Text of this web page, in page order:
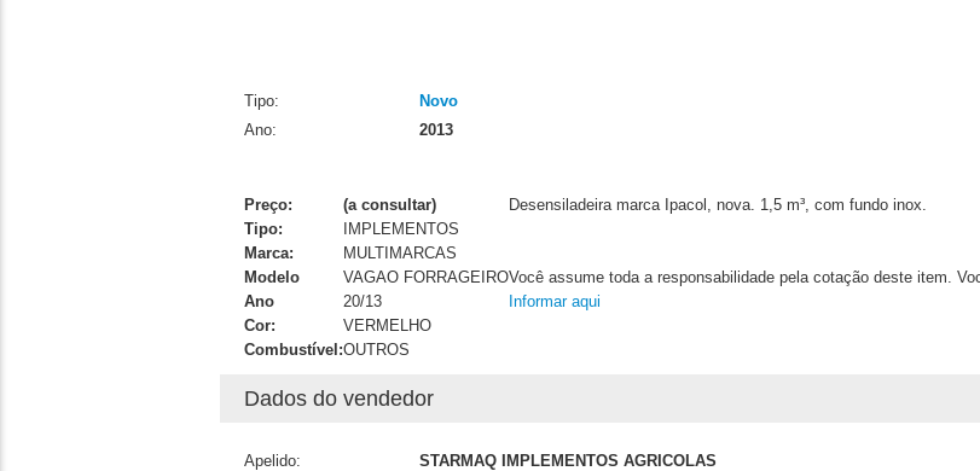
Tipo:
Novo
Ano:
2013
Preço:
(a consultar)
Tipo:
IMPLEMENTOS
Marca:
MULTIMARCAS
Modelo
VAGAO FORRAGEIRO
Ano
20/13
Cor:
VERMELHO
Combustível:OUTROS
Desensiladeira marca Ipacol, nova. 1,5 m³, com fundo inox.
Você assume toda a responsabilidade pela cotação deste item.
Informar aqui
Dados do vendedor
Apelido:
STARMAQ IMPLEMENTOS AGRICOLAS